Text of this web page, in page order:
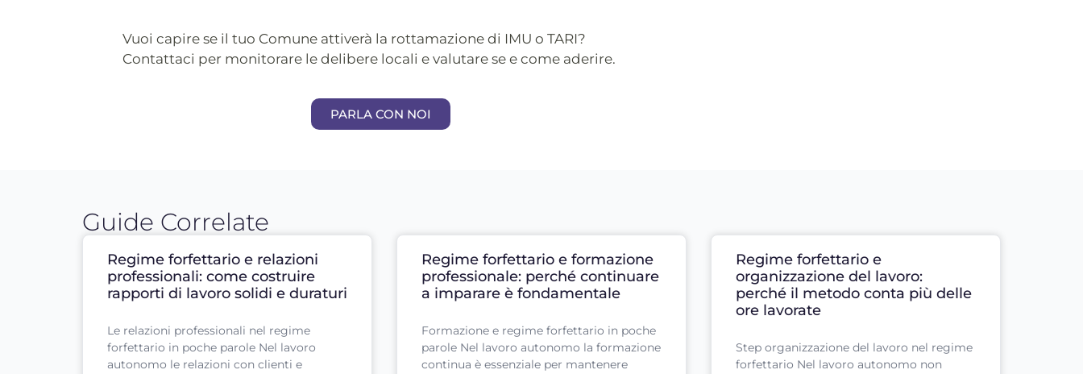
Vuoi capire se il tuo Comune attiverà la rottamazione di IMU o TARI?
Contattaci per monitorare le delibere locali e valutare se e come aderire.
PARLA CON NOI
Guide Correlate
Regime forfettario e relazioni
professionali: come costruire
rapporti di lavoro solidi e duraturi
Le relazioni professionali nel regime
forfettario in poche parole Nel lavoro
autonomo le relazioni con clienti e
Regime forfettario e formazione
professionale: perché continuare
a imparare è fondamentale
Formazione e regime forfettario in poche
parole Nel lavoro autonomo la formazione
continua è essenziale per mantenere
Regime forfettario e
organizzazione del lavoro:
perché il metodo conta più delle
ore lavorate
Step organizzazione del lavoro nel regime
forfettario Nel lavoro autonomo non